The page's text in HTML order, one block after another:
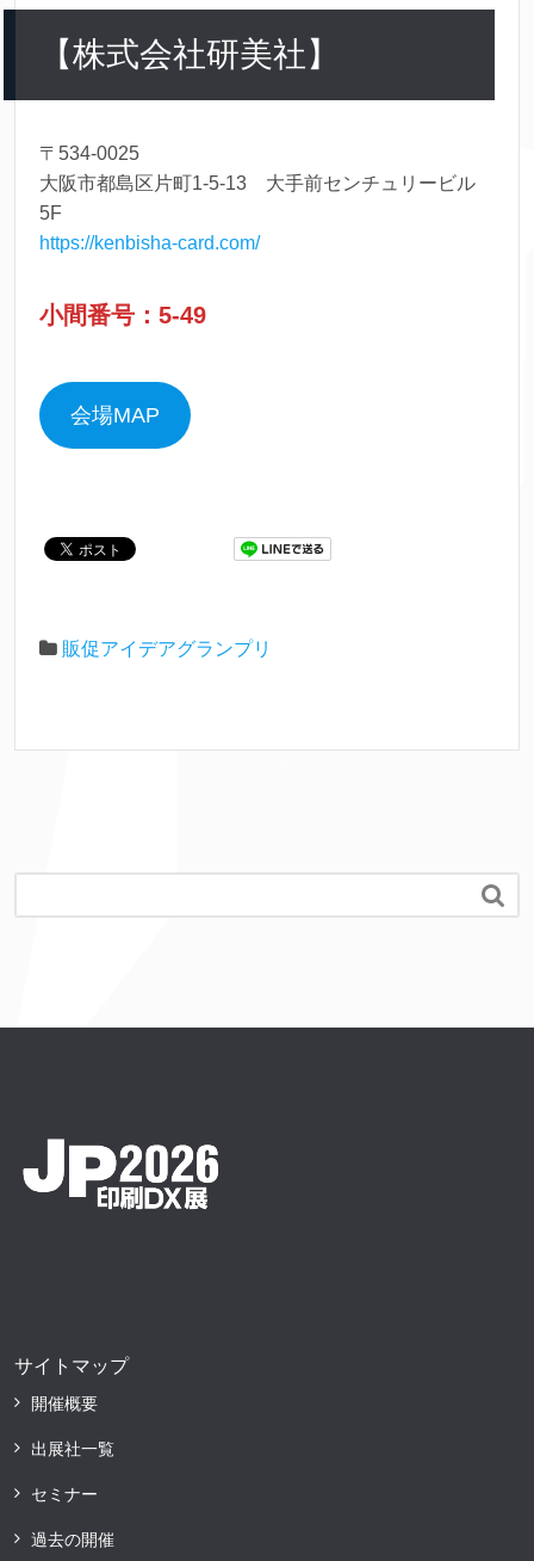
【株式会社研美社】
〒534-0025
大阪市都島区片町1-5-13 大手前センチュリービル
5F
https://kenbisha-card.com/
小間番号：5-49
会場MAP
販促アイデアグランプリ

サイトマップ
開催概要
出展社一覧
セミナー
過去の開催